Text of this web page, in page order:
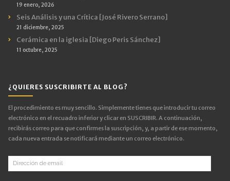
19 enero, 2026
Seis Análisis y una Crítica [José Rivero Serrano]
21 diciembre, 2025
Cerámica en la iglesia [Diego Peris Sánchez]
11 octubre, 2025
¿QUIERES SUSCRIBIRTE AL BLOG?
El procedimiento es muy sencillo. Simplemente tienes que introducir tu correo
electrónico en el recuadro inferior y clicar en SUSCRIBIR. A continuación,
recibirás correo para que confirmes la suscripción, y, a partir de ese momento,
cada nueva entrada se notificará mediante un correo electrónico.
Dirección
de